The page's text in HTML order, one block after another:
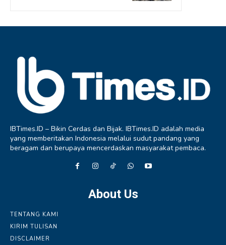
IBTimes.ID – Bikin Cerdas dan Bijak. IBTimes.ID adalah media
yang memberitakan Indonesia melalui sudut pandang yang
beragam dan berupaya mencerdaskan masyarakat pembaca.
About Us
TENTANG KAMI
KIRIM TULISAN
DISCLAIMER